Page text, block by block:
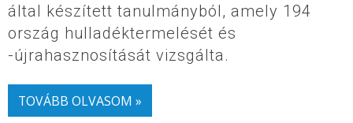
által készített tanulmányból, amely 194
ország hulladéktermelését és
-újrahasznosítását vizsgálta.
TOVÁBB OLVASOM »